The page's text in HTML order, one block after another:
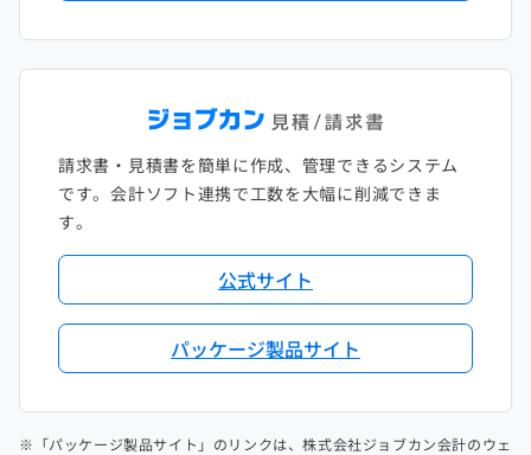
請求書・見積書を簡単に作成、管理できるシステム
です。会計ソフト連携で工数を大幅に削減できま
す。
公式サイト
パッケージ製品サイト
※「パッケージ製品サイト」のリンクは、株式会社ジョブカン会計のウェ